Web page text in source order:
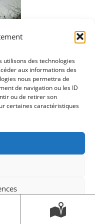
utilisons des technologies
aux informations des
nous permettra de
de navigation ou les ID
ou de retirer son
certaines caractéristiques
légales